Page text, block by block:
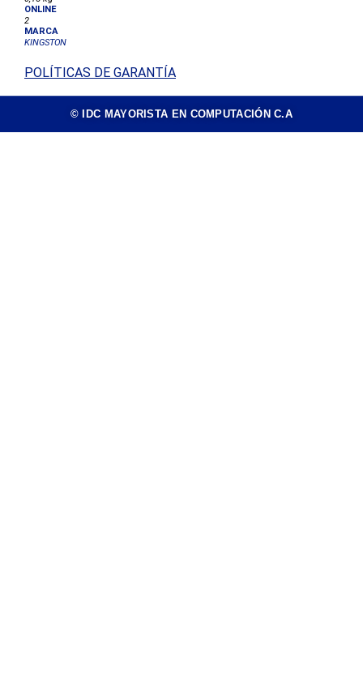
ONLINE
2
MARCA
KINGSTON
POLÍTICAS DE GARANTÍA
© IDC MAYORISTA EN COMPUTACIÓN C.A